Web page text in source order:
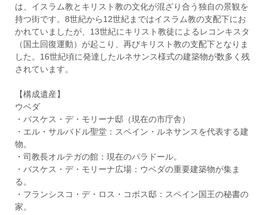
は、イスラム教とキリスト教の文化が混ざり合う独自の景観を
持つ街です。8世紀から12世紀まではイスラム教の支配下にお
かれていましたが、13世紀にキリスト教徒によるレコンキスタ
（国土回復運動）が起こり、再びキリスト教の支配下となりま
した。16世紀頃に発達したルネサンス様式の建築物が数多く残
されています。
【構成遺産】
ウベダ
・バスケス・デ・モリーナ邸（現在の市庁舎）
・エル・サルバドル聖堂：スペイン・ルネサンスを代表する建
物。
・司教長オルテガの館：現在のパラドール。
・バスケス・デ・モリーナ広場：ウベダの重要建築物が集ま
る。
・フランシスコ・デ・ロス・コボス邸：スペイン国王の秘書の
家。